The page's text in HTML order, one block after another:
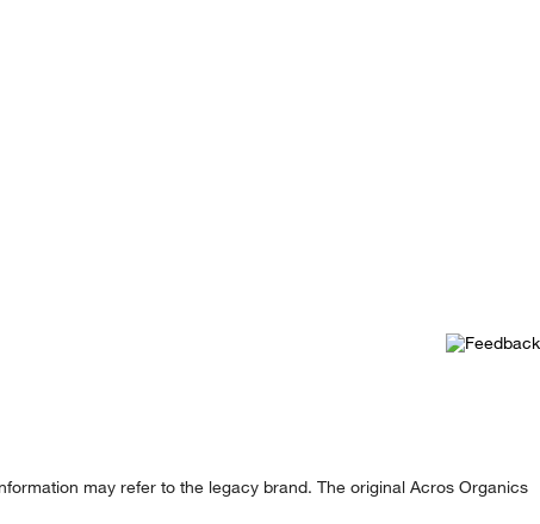
may refer to the legacy brand. The original Acros Organics